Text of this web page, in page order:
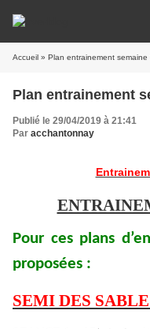
Accueil » Plan entrainement semaine
Plan entrainement
Publié le 29/04/2019 à 21:41
Par acchantonnay
Pour ces plans
proposées :
SEMI DES